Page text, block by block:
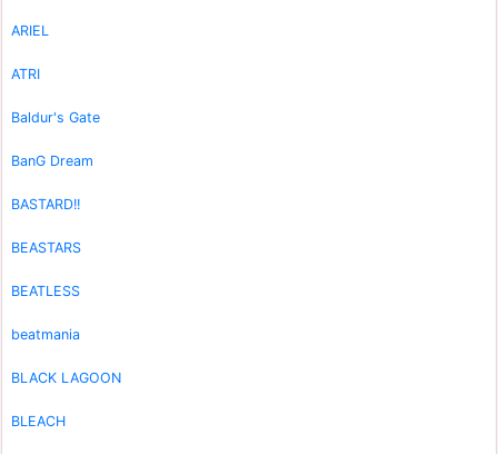
ARIEL
ATRI
Baldur's Gate
BanG Dream
BASTARD!!
BEASTARS
BEATLESS
beatmania
BLACK LAGOON
BLEACH